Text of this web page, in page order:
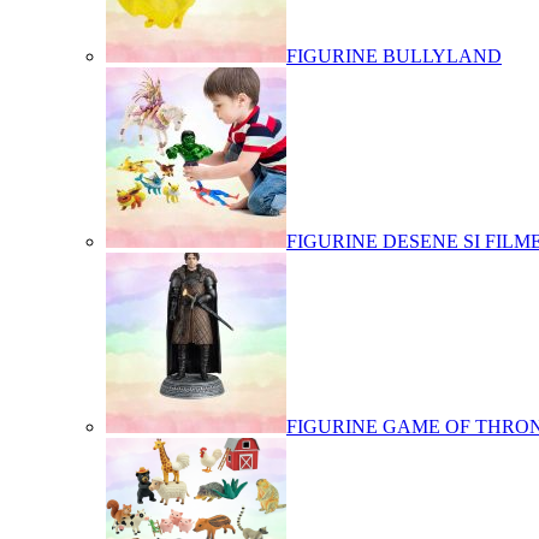
FIGURINE BULLYLAND
FIGURINE DESENE SI
FIGURINE GAME OF